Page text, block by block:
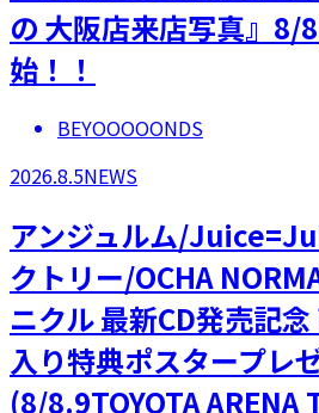
の 大阪店来店写真』8/
始！！
BEYOOOOONDS
2026.8.5NEWS
アンジュルム/
クトリー/OCHA
ニクル 最新CD発売記
入り特典ポスタープレ
(8/8.9TOYOTA ARENA